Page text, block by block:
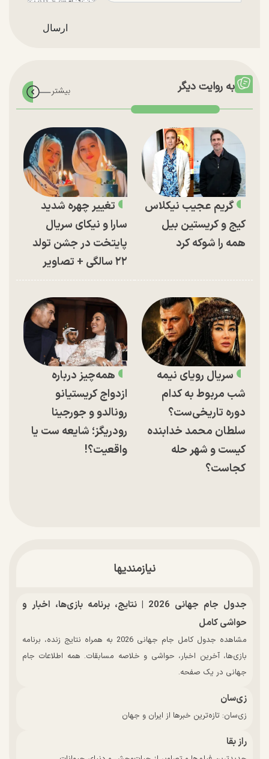
به روایت دیگر
گریم عجیب نیکلاس
کیج و کریستین بیل
همه را شوکه کرد
تغییر چهره شدید
سارا و نیکای سریال
پایتخت در جشن تولد
۲۲ سالگی + تصاویر
سریال رویای نیمه
شب مربوط به کدام
دوره تاریخی‌ست؟
سلطان محمد خدابنده
کیست و شهر حله
کجاست؟
همه‌چیز درباره
ازدواج کریستیانو
رونالدو و جورجینا
رودریگز؛ شایعه ست یا
واقعیت؟!
نیازمندیها
جدول جام جهانی 2026 | نتایج، برنامه بازی‌ها، اخبار و
حواشی کامل
مشاهده جدول کامل جام جهانی 2026 به همراه نتایج زنده، برنامه
بازی‌ها، آخرین اخبار، حواشی و خلاصه مسابقات. همه اطلاعات جام
جهانی در یک صفحه.
زی‌سان
زی‌سان: تازه‌ترین خبرها از ایران و جهان
راز بقا